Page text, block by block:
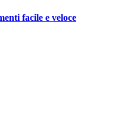
facile e veloce